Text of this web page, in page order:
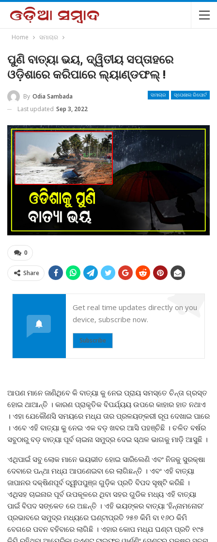
Home ସମାଚାର
ପୁଣି ବାତ୍ୟା ଭୟ, ଦ୍ୱିତୀୟ ସପ୍ତାହରେ
ଓଡ଼ିଶାରେ କରିପାରେ ଲ୍ୟାଣ୍ଡଫଲ୍‌ !
ସମାଚାର ସ୍ପେଶାଲ ରିପୋର୍ଟ
By Odia Sambada
Last updated Sep 3, 2022
0
Share
Get real time updates directly on you
device, subscribe now.
Subscribe
ଆପଣ ମାନେ ଜାଣିଥିବେ କି ବାତ୍ୟା କୁ ନେଇ ପ୍ରାୟ ସମସ୍ତେ ଚିନ୍ତା ଗ୍ରସ୍ତ
ହୋଇ ଥାଆନ୍ତି । କାରଣ ପ୍ରାକୃତିକ ବିପର୍ଯ୍ୟୟ ଉପରେ କାହାର ହାତ ନଥାଏ
। ଏହା ଯେକୌଣସି ସମୟରେ ମଧ୍ଯ ତାର ପ୍ରଳୟଙ୍କରୀ ରୂପ ଦେଖାଇ ପାରେ
। ଏବେ ଏହି ବାତ୍ୟା କୁ ନେଇ ଏକ ବଡ଼ ଖବର ଆସି ପହଞ୍ଚିଛି । ଚଳିତ ବର୍ଷର
ସବୁଠାରୁ ବଡ଼ ବାତ୍ୟା ପୂର୍ବ ଚାଇନା ସମୁଦ୍ର ଦେଇ ସ୍ଥଳ ଭାଗକୁ ମାଡ଼ି ଆସୁଛି ।
ଏଥିପାଇଁ ସବୁ ଲୋକ ମାନେ ଭୟଭୀତ ହୋଇ ସାରିଲେଣି ଏବଂ ନିଜକୁ ସୁରକ୍ଷା
ଦେବାରେ ପନ୍ଥା ମଧ୍ଯ ଆପଣେଇବା ରେ ଲାଗିଛନ୍ତି । ଏବଂ ଏହି ବାତ୍ୟା
ଜାପାନର ଦକ୍ଷିଣପୂର୍ବ ଦ୍ୱୀପପୁଞ୍ଜ ଗୁଡ଼ିକ ପ୍ରତି ବିପଦ ସୃଷ୍ଟି କରିଛି ।
ଏଥିସହ ଚାଇନାର ପୂର୍ବ ଉପକୂଳରେ ଥିବା ସହର ଗୁଡିକ ମଧ୍ୟ ଏହି ବାତ୍ୟା
ପାଇଁ ବିପଦ ସଙ୍କେତ ରେ ଅଛନ୍ତି । ଏହି ଭୟଙ୍କର ବାତ୍ୟା ‘ହିନ୍ନାମନୋର’
ପ୍ରଭାବରେ ସମୁଦ୍ର ମଧ୍ୟରେ ଘଣ୍ଟାପ୍ରତି ୨୫୭ କିମି ବା ୧୬୦ କିମି
ବେଗରେ ପବନ ବହିବାରେ ଲାଗିଛି । ଏହାର କୋପ ମଧ୍ଯ ଘଣ୍ଟା ପ୍ରତି ୧୯୫